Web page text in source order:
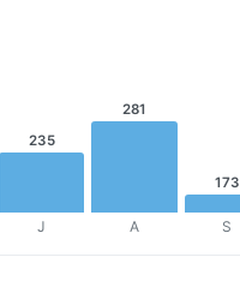
235
J
281
A
173
S